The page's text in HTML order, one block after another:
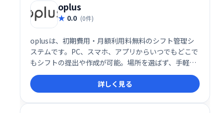
oplus
0.0 (0件)
oplusは、初期費用・月額利用料無料のシフト管理シ
ステムです。PC、スマホ、アプリからいつでもどこで
もシフトの提出や作成が可能。場所を選ばず、手軽に
シフト管理を実現します。
詳しく見る